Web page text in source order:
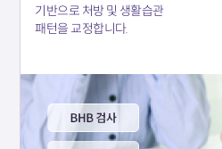
기반으로 처방 및 생활습관
패턴을 교정합니다.